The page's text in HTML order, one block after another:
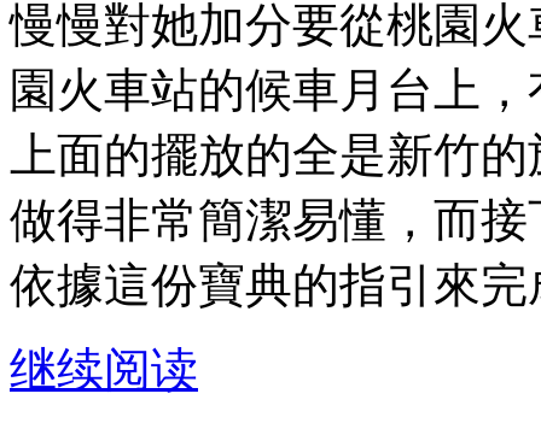
慢慢對她加分要從桃園
園火車站的候車月台上
上面的擺放的全是新竹
做得非常簡潔易懂，而
依據這份寶典的指引來完
继续阅读